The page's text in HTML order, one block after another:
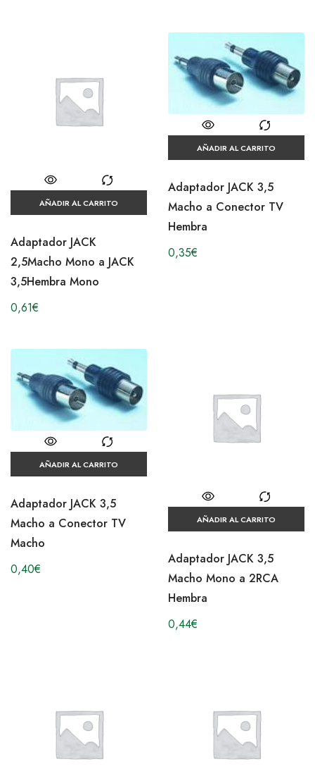
AÑADIR AL CARRITO
Adaptador JACK
2,5Macho Mono a JACK
3,5Hembra Mono
0,61€
AÑADIR AL CARRITO
Adaptador JACK 3,5
Macho a Conector TV
Hembra
0,35€
AÑADIR AL CARRITO
Adaptador JACK 3,5
Macho a Conector TV
Macho
0,40€
AÑADIR AL CARRITO
Adaptador JACK 3,5
Macho Mono a 2RCA
Hembra
0,44€